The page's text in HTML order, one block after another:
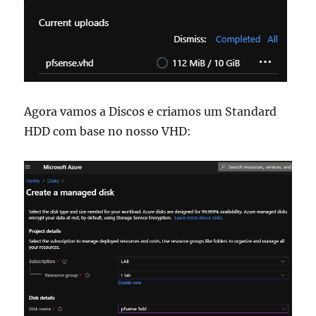
Agora vamos a Discos e criamos um Standard
HDD com base no nosso VHD: